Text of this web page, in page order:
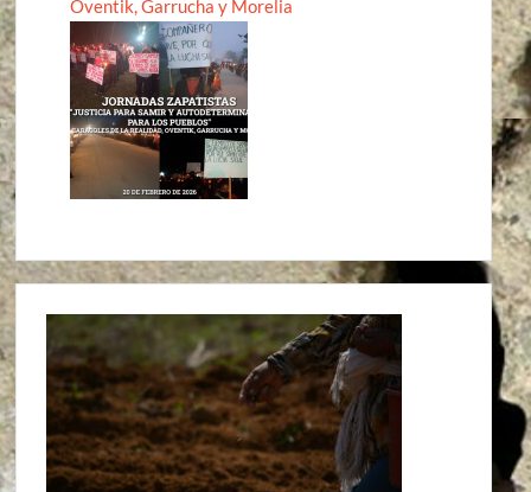
Oventik, Garrucha y Morelia